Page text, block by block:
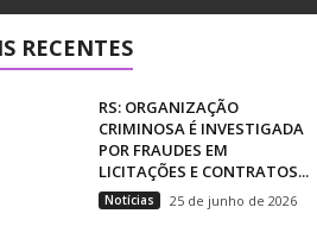
RECENTES
RS: ORGANIZAÇÃO
CRIMINOSA É INVESTIGADA
POR FRAUDES EM
LICITAÇÕES E CONTRATOS...
Notícias 25 de junho de 2026